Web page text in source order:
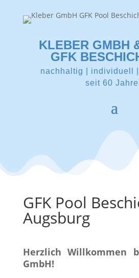
KLEBER GMBH
GFK
nachhaltig | individuell
seit 60
GFK Pool
Augsburg
Herzlich Willkommen
GmbH!